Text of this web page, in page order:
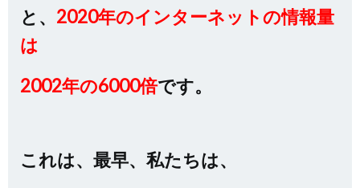
と、 2020年のインターネットの情報量
は
2002年の6000倍です。
これは、最早、私たちは、